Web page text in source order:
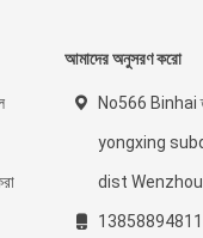
আমাদের অনুসরণ করো
No566 Binhai
yongxing
dist Wenzhou
13858894811